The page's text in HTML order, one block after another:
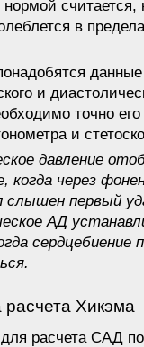
считается,
в
данные
и
точно
и
давление
когда через
слышен первый
АД
сердцебиение
Хикэма
расчета САД